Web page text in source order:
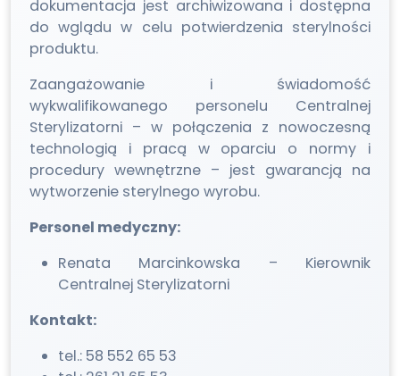
dokumentacja jest archiwizowana i dostępna
do wglądu w celu potwierdzenia sterylności
produktu.
Zaangażowanie i świadomość
wykwalifikowanego personelu Centralnej
Sterylizatorni – w połączenia z nowoczesną
technologią i pracą w oparciu o normy i
procedury wewnętrzne – jest gwarancją na
wytworzenie sterylnego wyrobu.
Personel medyczny:
Renata Marcinkowska – Kierownik
Centralnej Sterylizatorni
Kontakt:
tel.: 58 552 65 53